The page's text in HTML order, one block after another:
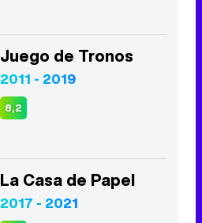
Juego de Tronos
2011 - 2019
8,2
La Casa de Papel
2017 - 2021